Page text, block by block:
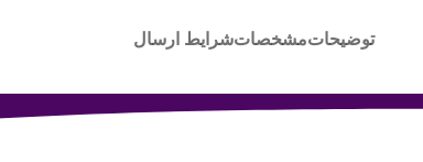
توضیحاتمشخصاتشرایط ارسال